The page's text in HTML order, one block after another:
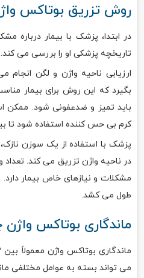
روش تزریق بوتاکس
در ابتدا، پزشک با بیمار
تاریخچه پزشکی او را بررسی می کند.
ارزیابی ناحیه واژن و لگن
بگیرد که این روش برای بیمار
باید تمیز و ضدعفونی شود.
کرم بی حس کننده استفاده شود تا
پزشک با استفاده از یک سوزن
در ناحیه واژن تزریق می کند.
مشکلات و نیازهای خاص بیمار دارد.
طول می کشد.
ماندگاری بوتاکس
می تواند بسته به عوامل مختلفی